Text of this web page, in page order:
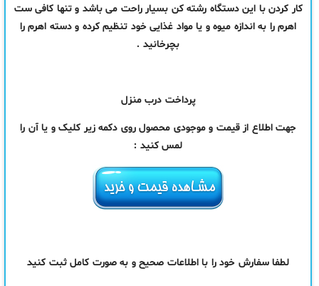
کار کردن با این دستگاه رشته کن بسیار راحت می باشد و تنها کافی ست
اهرم را به اندازه میوه و یا مواد غذایی خود تنظیم کرده و دسته اهرم را
بچرخانید .
پرداخت درب منزل
جهت اطلاع از قیمت و موجودی محصول روی دکمه زیر کلیک و یا آن را
لمس کنید :
لطفا سفارش خود را با اطلاعات صحیح و به صورت کامل ثبت کنید